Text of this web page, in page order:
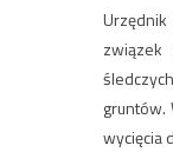
Urzędnik
związek
gruntów.
wycięcia